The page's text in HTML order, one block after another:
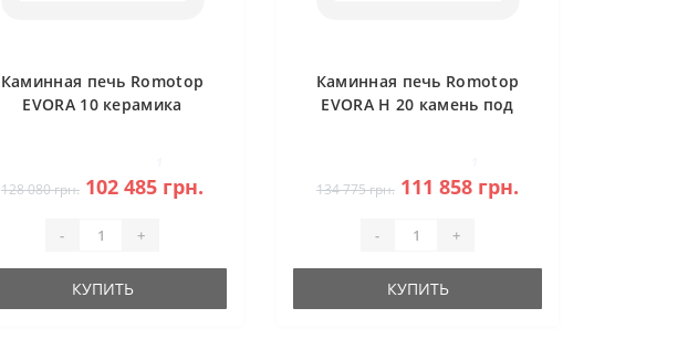
Каминная печь Romotop
EVORA 10 керамика
128 080 грн. 102 485 грн.
- +
КУПИТЬ
Каминная печь Romotop
EVORA H 20 камень под
134 775 грн. 111 858 грн.
- +
КУПИТЬ